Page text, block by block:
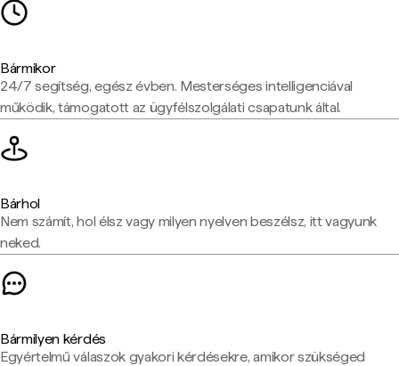
Bármikor
24/7 segítség, egész évben. Mesterséges intelligenciával
működik, támogatott az ügyfélszolgálati csapatunk által.
Bárhol
Nem számít, hol élsz vagy milyen nyelven beszélsz, itt vagyunk
neked.
Bármilyen kérdés
Egyértelmű válaszok gyakori kérdésekre, amikor szükséged